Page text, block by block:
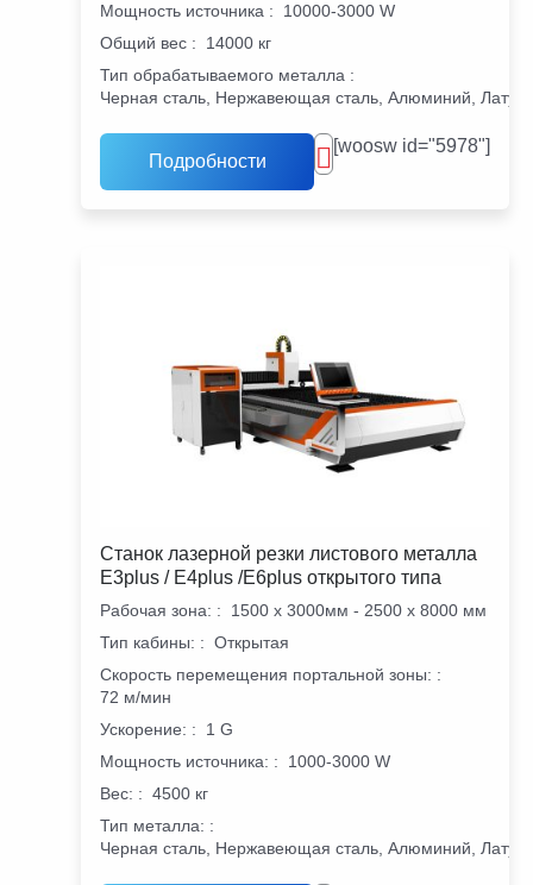
Мощность источника :
10000-3000 W
Общий вес :
14000 кг
Тип обрабатываемого металла :
Черная сталь, Нержавеющая сталь, Алюминий,
Подробности
[woosw id="5978"]
Станок лазерной резки листового металла
E3plus / E4plus /E6plus открытого типа
Рабочая зона: :
1500 х 3000мм - 2500 х 8000 мм
Тип кабины: : Открытая
Скорость перемещения портальной зоны: :
72 м/мин
Ускорение: :
1 G
Мощность источника: :
1000-3000 W
Вес: : 4500 кг
Тип металла: :
Черная сталь, Нержавеющая сталь, Алюминий,